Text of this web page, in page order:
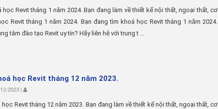
học Revit tháng 1 năm 2024. Bạn đang làm về thiết kế nội thất, ngoại thất, cơ
Revit tháng 1 năm 2024. Bạn đang tìm khoá học Revit tháng 1 năm 2024.
tâm đào tạo Revit uy tín? Hãy liên hệ với trung t ...
học Revit tháng 12 năm 2023.
2023 |
Revit tháng 12 năm 2023. Bạn đang làm về thiết kế nội thất, ngoại thất, cơ